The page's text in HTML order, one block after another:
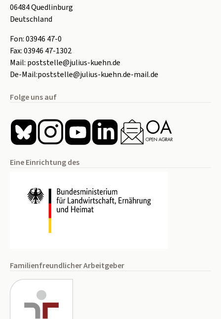
06484Quedlinburg
Deutschland
Fon:03946 47-0
Fax:03946 47-1302
Mail: poststelle@julius-kuehn.de
De-Mail:poststelle@julius-kuehn.de-mail.de
Folge uns auf
Eine Einrichtung des
Familienfreundlicher Arbeitgeber